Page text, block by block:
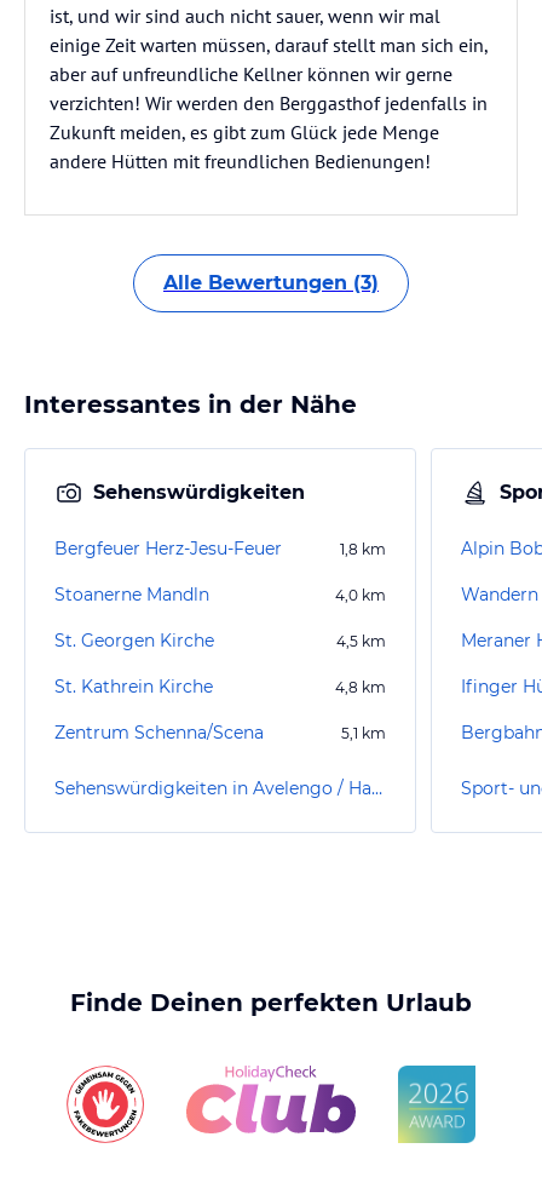
ist, und wir sind auch nicht sauer, wenn wir mal
einige Zeit warten müssen, darauf stellt man sich ein,
aber auf unfreundliche Kellner können wir gerne
verzichten! Wir werden den Berggasthof jedenfalls in
Zukunft meiden, es gibt zum Glück jede Menge
andere Hütten mit freundlichen Bedienungen!
Alle Bewertungen (3)
Interessantes in der Nähe
Sehenswürdigkeiten
Bergfeuer Herz-Jesu-Feuer 1,8 km
Stoanerne Mandln 4,0 km
St. Georgen Kirche 4,5 km
St. Kathrein Kirche 4,8 km
Zentrum Schenna/Scena 5,1 km
Sehenswürdigkeiten in Avelengo / Hafling
Alpin
Meraner
Ifinger
Finde Deinen perfekten Urlaub